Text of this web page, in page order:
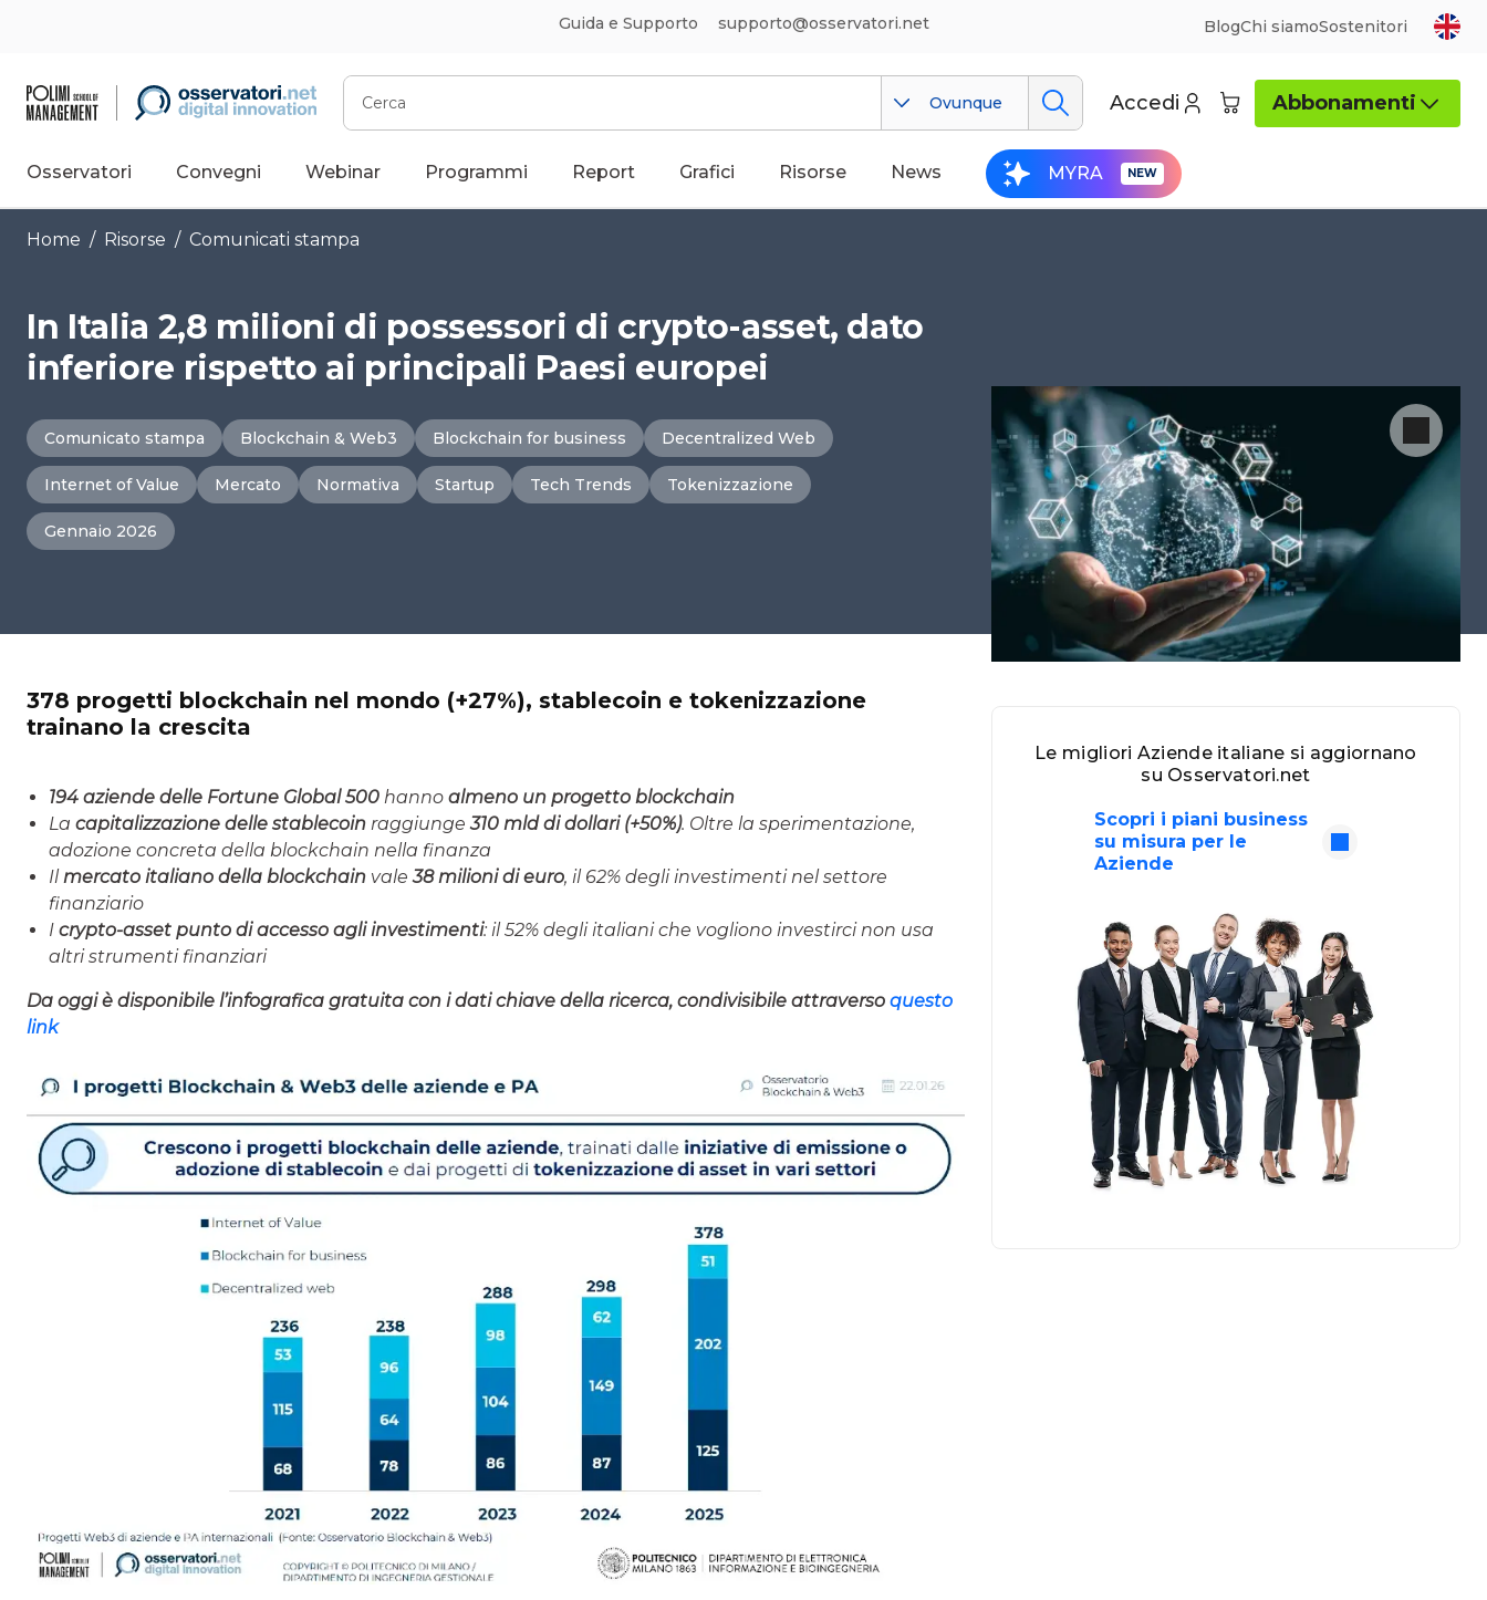
Guida e Supporto supporto@osservatori.net BlogChi siamoSostenitori
Cerca
Ovunque Accedi Abbonamenti
Osservatori Convegni Webinar Programmi Report Grafici Risorse News MYRA
Home / Risorse / Comunicati stampa
In Italia 2,8 milioni di possessori di crypto-asset, dato
inferiore rispetto ai principali Paesi europei
Comunicato stampa Blockchain & Web3 Blockchain for business Decentralized Web
Internet of Value Mercato Normativa Startup Tech Trends Tokenizzazione
Gennaio 2026
378 progetti blockchain nel mondo (+27%), stablecoin e tokenizzazione
trainano la crescita
194 aziende delle Fortune Global 500 hanno almeno un progetto blockchain
La capitalizzazione delle stablecoin raggiunge310 mld di dollari (+50%). Oltre la sperimentazione,
adozione concreta della blockchain nella finanza
Ilmercato italiano della blockchain vale38 milioni di euro, il 62% degli investimenti nel settore
finanziario
I crypto-asset punto di accesso agli investimenti: il 52% degli italiani che vogliono investirci non usa
altri strumenti finanziari
Da oggi è disponibile l’infografica gratuita con i dati chiave della ricerca, condivisibile attraverso questo
link
Le migliori Aziende italiane si aggiornano
su Osservatori.net
Scopri i piani business
su misura per le
Aziende